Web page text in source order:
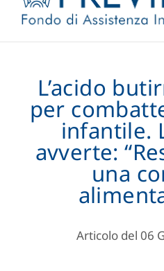
L’acido
per
infantile.
avverte:
una
Articolo del 06